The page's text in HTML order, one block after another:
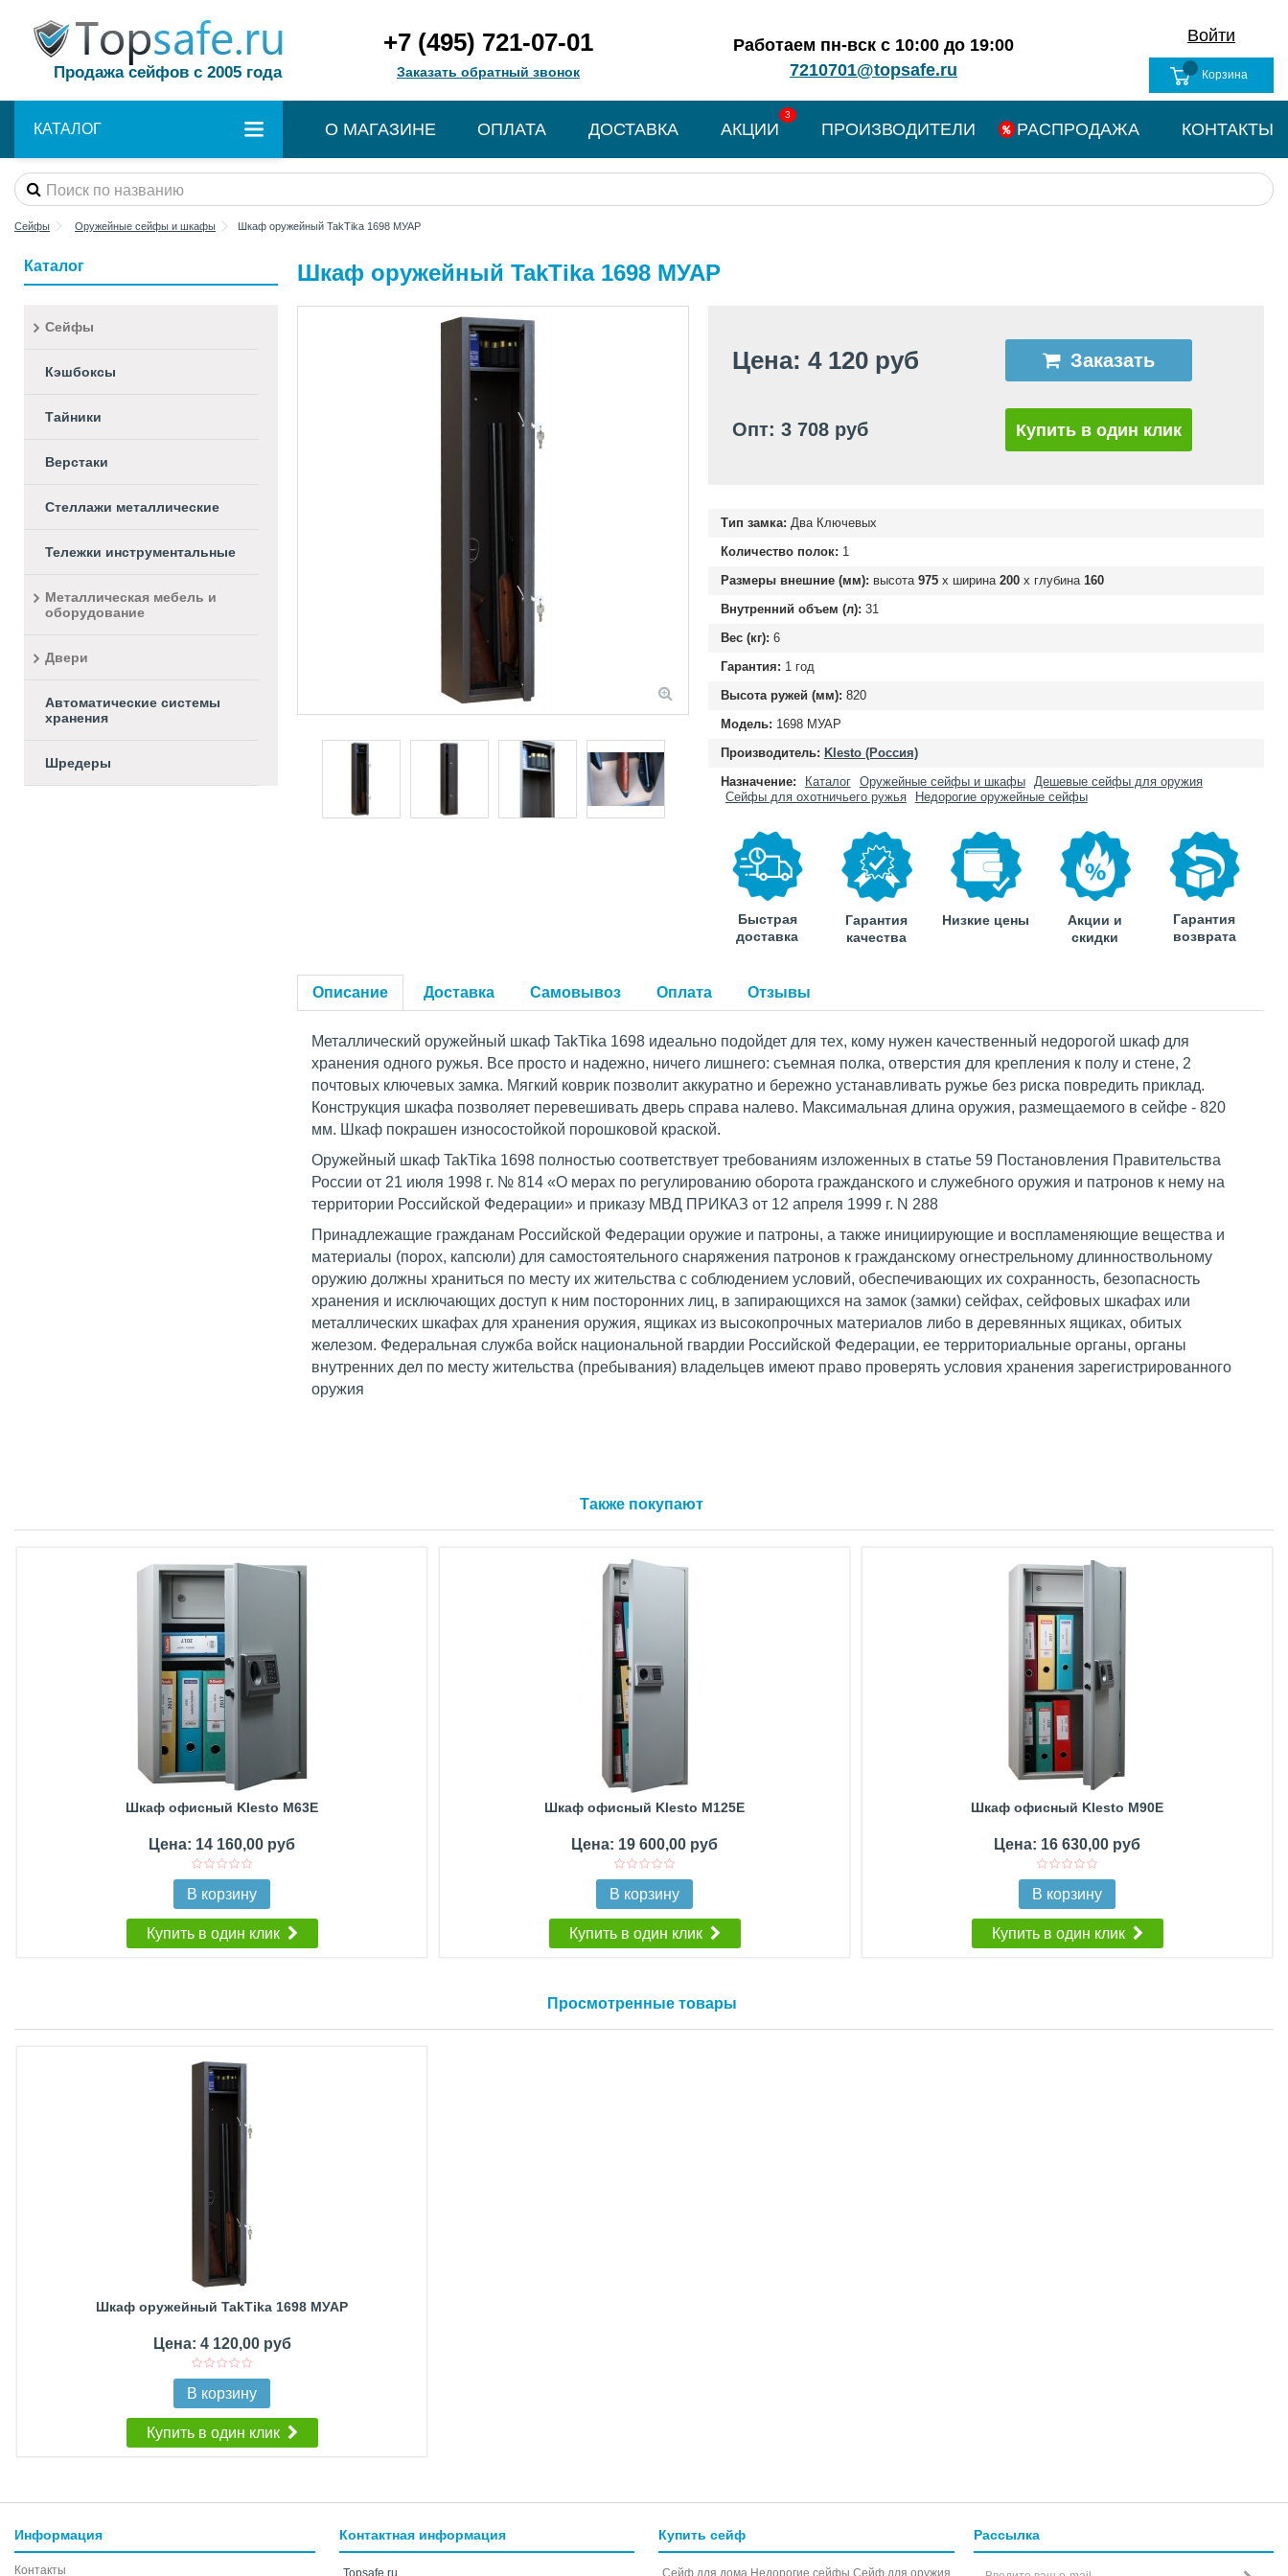
Продажа сейфов с 2005 года
Войти
Корзина
Работаем пн-вск с 10:00 до 19:00
7210701@topsafe.ru
+7 (495) 721-07-01
Заказать обратный звонок
КАТАЛОГ О МАГАЗИНЕ ОПЛАТА ДОСТАВКА
3
АКЦИИ ПРОИЗВОДИТЕЛИ РАСПРОДАЖА КОНТАКТЫ
Сейфы Оружейные сейфы и шкафы Шкаф оружейный TakTika 1698 МУАР
Каталог
Сейфы
Кэшбоксы
Тайники
Верстаки
Стеллажи металлические
Тележки инструментальные
Металлическая мебель и
оборудование
Двери
Автоматические системы
хранения
Шредеры
Шкаф оружейный TakTika 1698 МУАР
Цена: 4 120 руб
Опт: 3 708 руб
Заказать
Купить в один клик
Тип замка: Два Ключевых
Количество полок: 1
Размеры внешние (мм): высота 975х ширина 200х глубина 160
Внутренний объем (л): 31
Вес (кг): 6
Гарантия: 1 год
Высота ружей (мм): 820
Модель: 1698 МУАР
Производитель: Klesto (Россия)
Назначение:
Каталог Оружейные сейфы и шкафы
Дешевые сейфы для оружия
Сейфы для охотничьего ружья
Недорогие оружейные сейфы
Быстрая
доставка
Гарантия
качества
Низкие цены
Акции и
скидки
Гарантия
возврата
Описание Доставка Самовывоз Оплата Отзывы
Металлический оружейный шкаф TakTika 1698 идеально подойдет для тех, кому нужен качественный недорогой шкаф для
хранения одного ружья. Все просто и надежно, ничего лишнего: съемная полка, отверстия для крепления к полу и стене, 2
почтовых ключевых замка. Мягкий коврик позволит аккуратно и бережно устанавливать ружье без риска повредить приклад.
Конструкция шкафа позволяет перевешивать дверь справа налево. Максимальная длина оружия, размещаемого в сейфе - 820
мм. Шкаф покрашен износостойкой порошковой краской.
Оружейный шкаф TakTika 1698 полностью соответствует требованиям изложенных в статье 59 Постановления Правительства
России от 21 июля 1998 г. № 814 «О мерах по регулированию оборота гражданского и служебного оружия и патронов к нему на
территории Российской Федерации» и приказу МВД ПРИКАЗ от 12 апреля 1999 г. N 288
Принадлежащие гражданам Российской Федерации оружие и патроны, а также инициирующие и воспламеняющие вещества и
материалы (порох, капсюли) для самостоятельного снаряжения патронов к гражданскому огнестрельному длинноствольному
оружию должны храниться по месту их жительства с соблюдением условий, обеспечивающих их сохранность, безопасность
хранения и исключающих доступ к ним посторонних лиц, в запирающихся на замок (замки) сейфах, сейфовых шкафах или
металлических шкафах для хранения оружия, ящиках из высокопрочных материалов либо в деревянных ящиках, обитых
железом. Федеральная служба войск национальной гвардии Российской Федерации, ее территориальные органы, органы
внутренних дел по месту жительства (пребывания) владельцев имеют право проверять условия хранения зарегистрированного
оружия
Также покупают
Шкаф офисный Klesto M63E
Цена: 14 160,00 руб
В корзину
Купить в один клик
Шкаф офисный Klesto M125E
Цена: 19 600,00 руб
В корзину
Купить в один клик
Шкаф офисный Klesto M90E
Цена: 16 630,00 руб
В корзину
Купить в один клик
Просмотренные товары
Шкаф оружейный TakTika 1698 МУАР
Цена: 4 120,00 руб
В корзину
Купить в один клик
Информация
Контакты
Контактная информация
Topsafe.ru
Купить сейф
Сейф для дома Недорогие сейфы Сейф для оружия
Рассылка